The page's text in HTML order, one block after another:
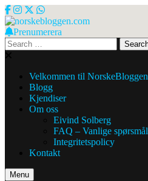
Skip
to
content
norskebloggen.com
Prenumerera
Search
for:
Velkommen til NorskeBloggen
Blogg
Kjendiser
Om oss
Eivind Solberg
FAQ – Vanlige spørsmål
Integritetspolicy
Kontakt
Menu